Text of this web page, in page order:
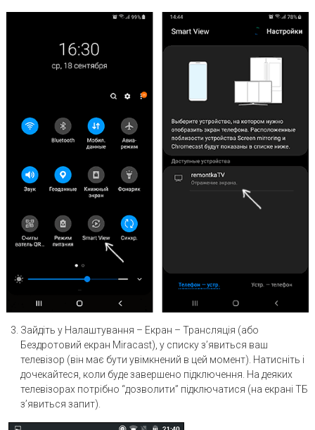
Зайдіть у Налаштування – Екран – Трансляція (або
Бездротовий екран Miracast), у списку з’явиться ваш
телевізор (він має бути увімкнений в цей момент). Натисніть і
дочекайтеся, коли буде завершено підключення. На деяких
телевізорах потрібно “дозволити” підключатися (на екрані ТБ
з’явиться запит).